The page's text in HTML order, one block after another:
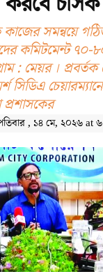
সমন্বয়ে
কমিটমেন্ট ৭০-
: মেয়র । প্রবর্তক
সিডিএ
প্রশাসকের
, ১৪ মে, ২০২৬ at